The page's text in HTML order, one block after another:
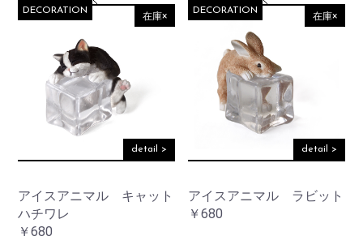
在庫×
detail >
アイスアニマル キャット
ハチワレ
DECORATION
￥680
在庫×
detail >
アイスアニマル ラビット
DECORATION
￥680